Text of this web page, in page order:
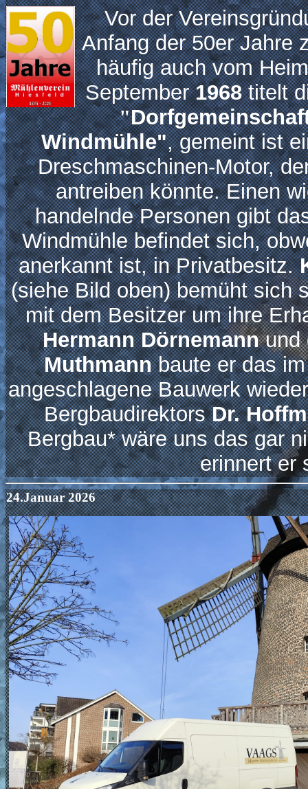
Vor der
Anfang der 50er Jahre
häufig auch vom
September1968titelt
"
Windmühle", gemeint ist
Dreschmaschinen-Motor,
antreiben könnte. Einen
handelnde Personen gibt
Windmühle befindet sich,
anerkannt ist, in Privatbesitz.
(siehe Bild oben) bemüht sich
mit dem Besitzer um ihre
Hermann Dörnemannund
Muthmannbaute er das
angeschlagene Bauwerk
BergbaudirektorsDr.
Bergbau* wäre uns das gar
erinnert er
24.Januar 2026